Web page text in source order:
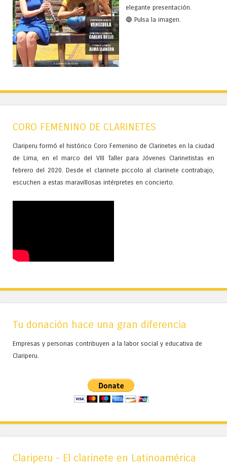
elegante presentación.
🔵 Pulsa la imagen.
CORO FEMENINO DE CLARINETES
Clariperu formó el histórico Coro Femenino de Clarinetes en la ciudad
de Lima, en el marco del VIII Taller para Jóvenes Clarinetistas en
febrero del 2020. Desde el clarinete piccolo al clarinete contrabajo,
escuchen a estas maravillosas intérpretes en concierto.
Tu donación hace una gran diferencia
Empresas y personas contribuyen a la labor social y educativa de
Clariperu.
Clariperu - El clarinete en Latinoamérica